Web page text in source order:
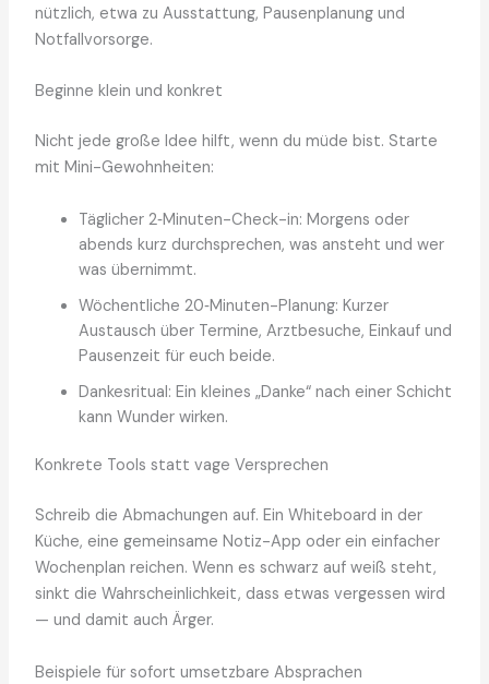
nützlich, etwa zu Ausstattung, Pausenplanung und
Notfallvorsorge.
Beginne klein und konkret
Nicht jede große Idee hilft, wenn du müde bist. Starte
mit Mini-Gewohnheiten:
Täglicher 2‑Minuten-Check-in: Morgens oder
abends kurz durchsprechen, was ansteht und wer
was übernimmt.
Wöchentliche 20‑Minuten-Planung: Kurzer
Austausch über Termine, Arztbesuche, Einkauf und
Pausenzeit für euch beide.
Dankesritual: Ein kleines „Danke“ nach einer Schicht
kann Wunder wirken.
Konkrete Tools statt vage Versprechen
Schreib die Abmachungen auf. Ein Whiteboard in der
Küche, eine gemeinsame Notiz-App oder ein einfacher
Wochenplan reichen. Wenn es schwarz auf weiß steht,
sinkt die Wahrscheinlichkeit, dass etwas vergessen wird
— und damit auch Ärger.
Beispiele für sofort umsetzbare Absprachen